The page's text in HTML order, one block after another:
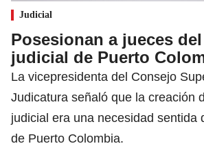
Judicial
Posesionan a jueces
judicial de Puerto
La vicepresidenta del Consejo
Judicatura señaló que la creación
judicial era una necesidad sentida
de Puerto Colombia.